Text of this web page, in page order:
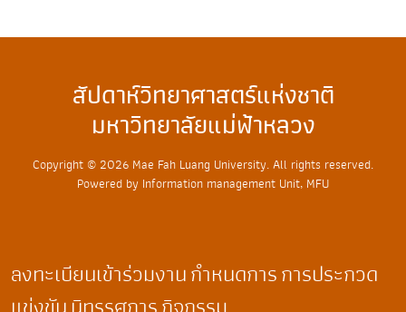
สัปดาห์วิทยาศาสตร์แห่งชาติ
มหาวิทยาลัยแม่ฟ้าหลวง
Copyright © 2026 Mae Fah Luang University. All rights reserved.
Powered by Information management Unit, MFU
ลงทะเบียนเข้าร่วมงานกำหนดการการประกวด